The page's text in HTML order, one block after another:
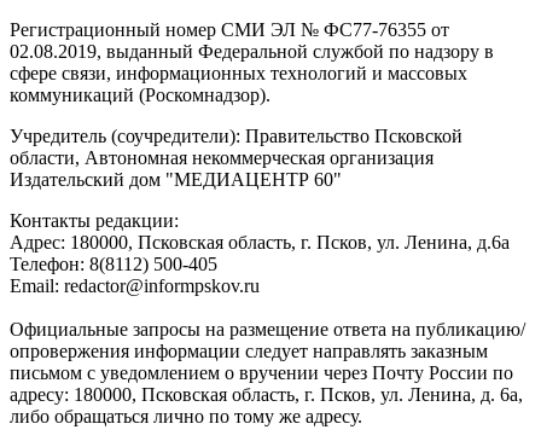
Регистрационный номер СМИ ЭЛ № ФС77-76355 от
02.08.2019, выданный Федеральной службой по надзору в
сфере связи, информационных технологий и массовых
коммуникаций (Роскомнадзор).
Учредитель (соучредители): Правительство Псковской
области, Автономная некоммерческая организация
Издательский дом "МЕДИАЦЕНТР 60"
Контакты редакции:
Адреc: 180000, Псковская область, г. Псков, ул. Ленина, д.6а
Телефон: 8(8112) 500-405
Email: redactor@informpskov.ru
Официальные запросы на размещение ответа на публикацию/
опровержения информации следует направлять заказным
письмом с уведомлением о вручении через Почту России по
адресу: 180000, Псковская область, г. Псков, ул. Ленина, д. 6а,
либо обращаться лично по тому же адресу.